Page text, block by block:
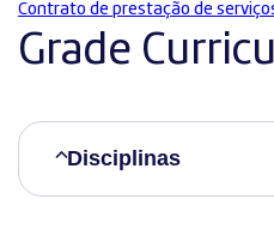
Contrato de prestação de
Grade
Disciplinas